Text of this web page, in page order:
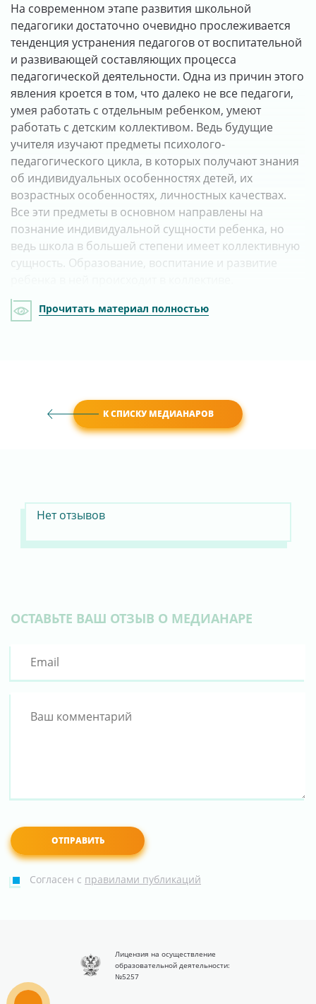
На современном этапе развития школьной
педагогики достаточно очевидно прослеживается
тенденция устранения педагогов от воспитательной
и развивающей составляющих процесса
педагогической деятельности. Одна из причин этого
явления кроется в том, что далеко не все педагоги,
умея работать с отдельным ребенком, умеют
работать с детским коллективом. Ведь будущие
учителя изучают предметы психолого-
педагогического цикла, в которых получают знания
об индивидуальных особенностях детей, их
возрастных особенностях, личностных качествах.
Все эти предметы в основном направлены на
познание индивидуальной сущности ребенка, но
ведь школа в большей степени имеет коллективную
сущность. Образование, воспитание и развитие
Прочитать материал полностью
К СПИСКУ МЕДИАНАРОВ
Нет отзывов
ОСТАВЬТЕ ВАШ ОТЗЫВ О МЕДИАНАРЕ
Согласен с правилами публикаций
Лицензия на осуществление
образовательной деятельности:
№5257